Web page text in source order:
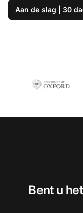
Aan de slag | 30
Bent u